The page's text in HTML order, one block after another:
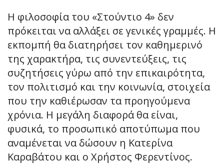
Η φιλοσοφία του «Στούντιο 4» δεν
πρόκειται να αλλάξει σε γενικές γραμμές. Η
εκπομπή θα διατηρήσει τον καθημερινό
της χαρακτήρα, τις συνεντεύξεις, τις
συζητήσεις γύρω από την επικαιρότητα,
τον πολιτισμό και την κοινωνία, στοιχεία
που την καθιέρωσαν τα προηγούμενα
χρόνια. Η μεγάλη διαφορά θα είναι,
φυσικά, το προσωπικό αποτύπωμα που
αναμένεται να δώσουν η Κατερίνα
Καραβάτου και ο Χρήστος Φερεντίνος.